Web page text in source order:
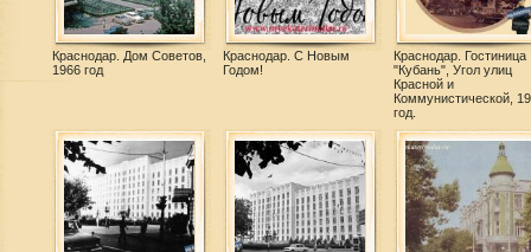
Краснодар. Дом Советов,
1966 год
Краснодар. С Новым
Годом!
Краснодар. Гостиница
"Кубань", Угол улиц
Красной и
Коммунистической,
год.